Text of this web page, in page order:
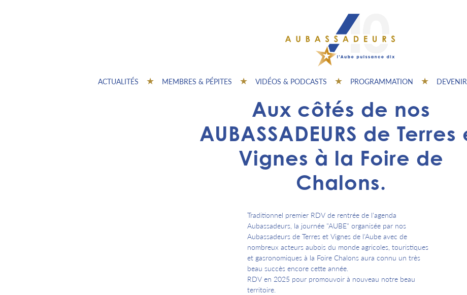
ACTUALITÉS MEMBRES & PÉPITES VIDÉOS & PODCASTS PROGRAMMATION
Aux côtés de nos
AUBASSADEURS de Terres
Vignes à la Foire de
Chalons.
Traditionnel premier RDV de rentrée de l'agenda
Aubassadeurs, la journée "AUBE" organisée par nos
Aubassadeurs de Terres et Vignes de l'Aube avec de
nombreux acteurs aubois du monde agricoles, touristiques
et gasronomiques à la Foire Chalons aura connu un très
beau succès encore cette année.
RDV en 2025 pour promouvoir à nouveau notre beau
territoire.